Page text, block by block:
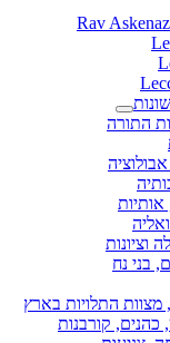
התורה
וציונות
בני נח
התלויות בארץ
קורבנות